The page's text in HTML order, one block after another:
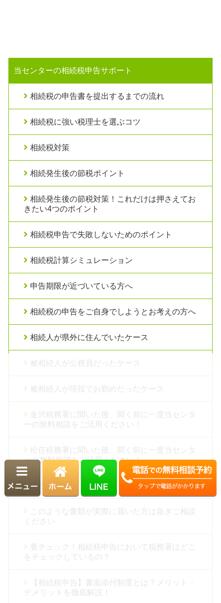
当センターの相続税申告サポート
相続税の申告書を提出するまでの流れ
相続税に強い税理士を選ぶコツ
相続税対策
相続発生後の節税ポイント
相続発生後の節税対策！これだけは押さえてお
きたい4つのポイント
相続税申告で失敗しないためのポイント
相続税計算シミュレーション
申告期限が近づいている方へ
相続税の申告をご自身でしようとお考えの方へ
相続人が県外に住んでいたケース
被相続人が公務員だったケース
被相続人が現役でお勤めだったケース
金沢税務署に聞いた後、聞く前に一度当センタ
ーの無料相談をご活用ください！
松任税務署に聞いた後、聞く前に一度当センタ
ーの無料相談をご活用ください！
税務調査
このような書類が実際に届いた方は急ぎご相談
ください
要チェック！相続税申告において税務署はどこ
をチェックしているの？
【相続税申告】書面添付制度とは？メリット・
デメリットを徹底解説！